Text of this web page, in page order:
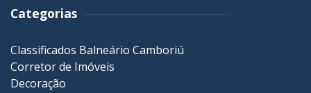
Categorias
Classificados Balneário Camboriú
Corretor de Imóveis
Decoração